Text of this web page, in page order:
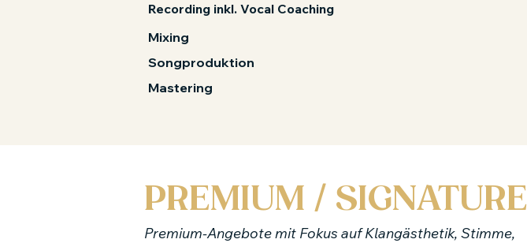
Recording inkl. Vocal Coaching
Mixing
Songproduktion
Mastering
PREMIUM / SIGNATURE
Premium-Angebote mit Fokus auf Klangästhetik, Stimme,